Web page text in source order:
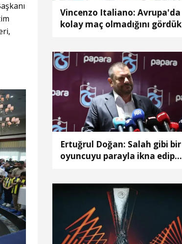
Vincenzo Italiano: Avrupa'da
kolay maç olmadığını gördük
Ertuğrul Doğan: Salah gibi bir
oyuncuyu parayla ikna edip